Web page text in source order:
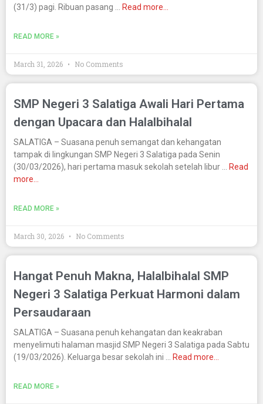
(31/3) pagi. Ribuan pasang … Read more…
READ MORE »
March 31, 2026 No Comments
SMP Negeri 3 Salatiga Awali Hari Pertama
dengan Upacara dan Halalbihalal
SALATIGA – Suasana penuh semangat dan kehangatan
tampak di lingkungan SMP Negeri 3 Salatiga pada Senin
(30/03/2026), hari pertama masuk sekolah setelah libur … Read
more…
READ MORE »
March 30, 2026 No Comments
Hangat Penuh Makna, Halalbihalal SMP
Negeri 3 Salatiga Perkuat Harmoni dalam
Persaudaraan
SALATIGA – Suasana penuh kehangatan dan keakraban
menyelimuti halaman masjid SMP Negeri 3 Salatiga pada Sabtu
(19/03/2026). Keluarga besar sekolah ini … Read more…
READ MORE »